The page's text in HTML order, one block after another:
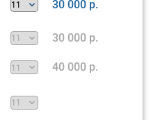
30 000 р.
30 000 р.
40 000 р.